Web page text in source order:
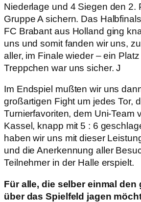
Niederlage und 4 Siegen den 2.
Gruppe A sichern. Das
FC Brabant aus Holland ging
uns und somit fanden wir uns,
aller, im Finale wieder – ein
Treppchen war uns sicher. J
Im Endspiel mußten wir uns
großartigen Fight um jedes Tor,
Turnierfavoriten, dem Uni-Team
Kassel, knapp mit 5 : 6
haben wir uns mit dieser
und die Anerkennung aller
Teilnehmer in der Halle erspielt.
Für alle, die selber einmal den
über das Spielfeld jagen